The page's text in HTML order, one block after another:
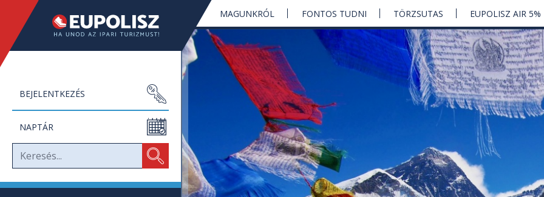
BEJELENTKEZÉS
NAPTÁR
MAGUNKRÓL FONTOS TUDNI TÖRZSUTAS EUPOLISZ AIR 5%